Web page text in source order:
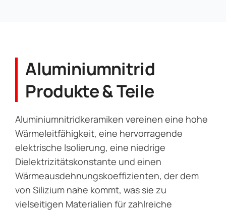
Aluminiumnitrid
Produkte & Teile
Aluminiumnitridkeramiken vereinen eine hohe
Wärmeleitfähigkeit, eine hervorragende